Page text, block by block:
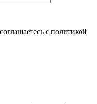
с политикой